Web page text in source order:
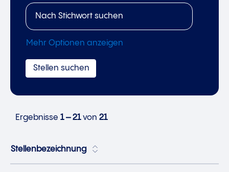
Mehr Optionen anzeigen
Ergebnisse 1 – 21von 21
Stellenbezeichnung